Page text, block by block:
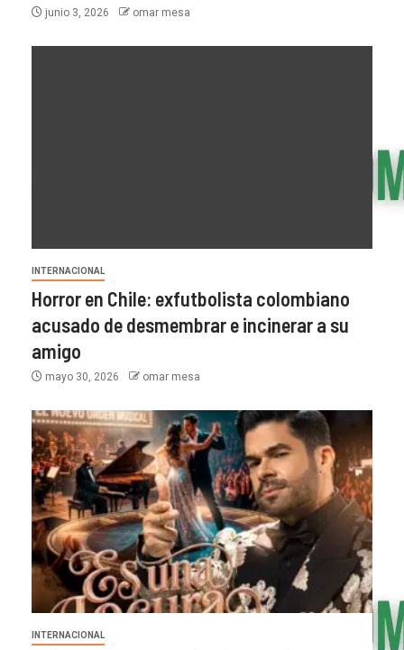
junio 3, 2026 omar mesa
INTERNACIONAL
Horror en Chile: exfutbolista colombiano
acusado de desmembrar e incinerar a su
amigo
mayo 30, 2026 omar mesa
INTERNACIONAL